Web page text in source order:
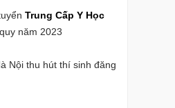
Trung Cấp Y Học
năm 2023
Nội thu hút thí sinh đăng